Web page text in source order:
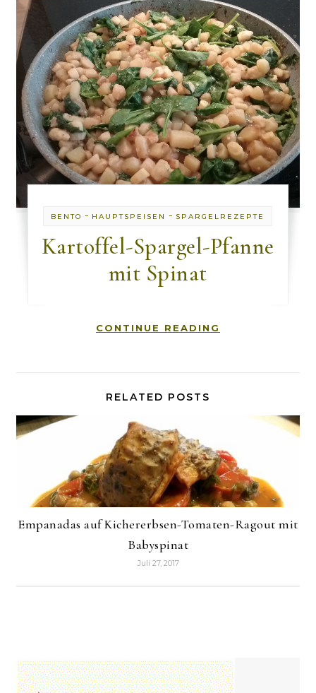
BENTO - HAUPTSPEISEN - SPARGELREZEPTE
Kartoffel-Spargel-Pfanne
mit Spinat
CONTINUE READING
RELATED POSTS
Empanadas auf Kichererbsen-Tomaten-Ragout mit
Babyspinat
Juli 27, 2017